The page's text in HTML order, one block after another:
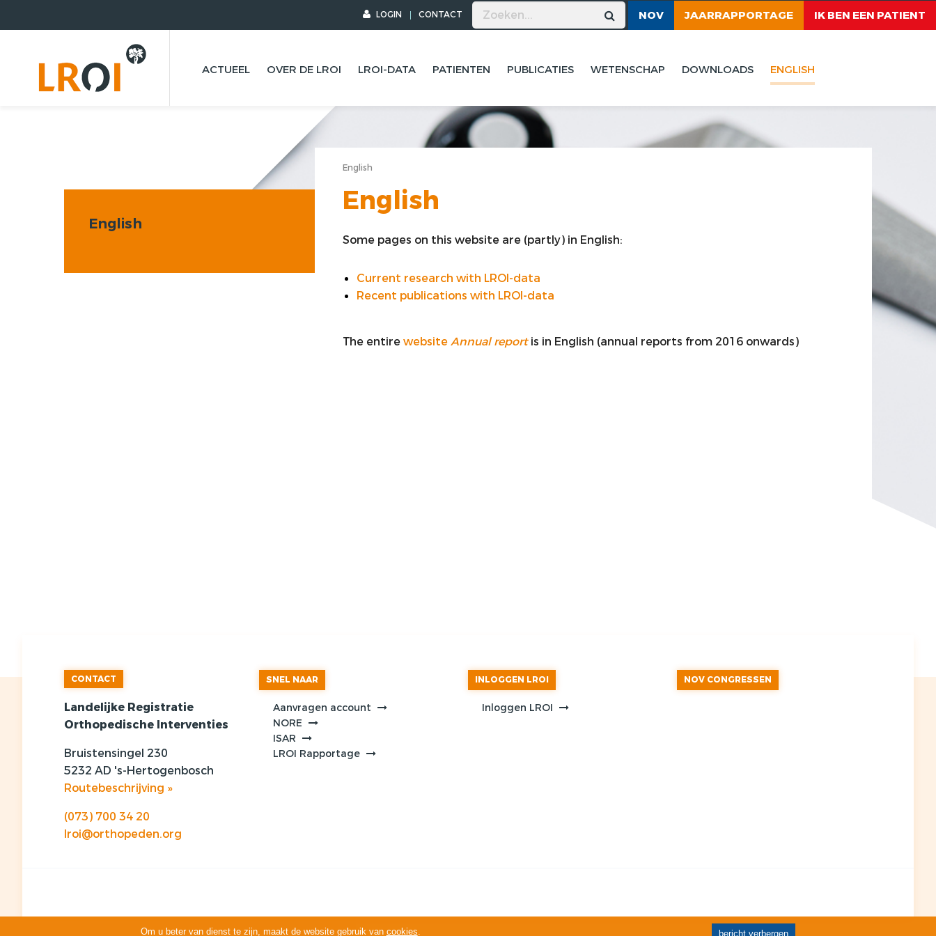
LOGIN CONTACT NOV JAARRAPPORTAGE IK BEN EEN PATIENT
ACTUEEL OVER DE LROI LROI-DATA PATIENTEN PUBLICATIES WETENSCHAP DOWNLOADS ENGLISH
English
English
English
Some pages on this website are (partly) in English:
Current research with LROI-data
Recent publications with LROI-data
The entirewebsiteAnnual reportis in English (annual reports from 2016 onwards)
CONTACT
Landelijke Registratie
Orthopedische Interventies
Bruistensingel 230
5232 AD 's-Hertogenbosch
Routebeschrijving »
(073) 700 34 20
lroi@orthopeden.org
SNEL NAAR
Aanvragen account
NORE
ISAR
LROI Rapportage
INLOGGEN LROI
Inloggen LROI
NOV CONGRESSEN
Om u beter van dienst te zijn, maakt de website gebruik van cookies. bericht verbergen